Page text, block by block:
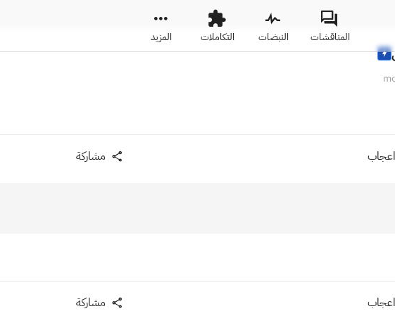
المناقشات النبضات التكاملات المزيد
اعجاب مشاركة
اعجاب مشاركة